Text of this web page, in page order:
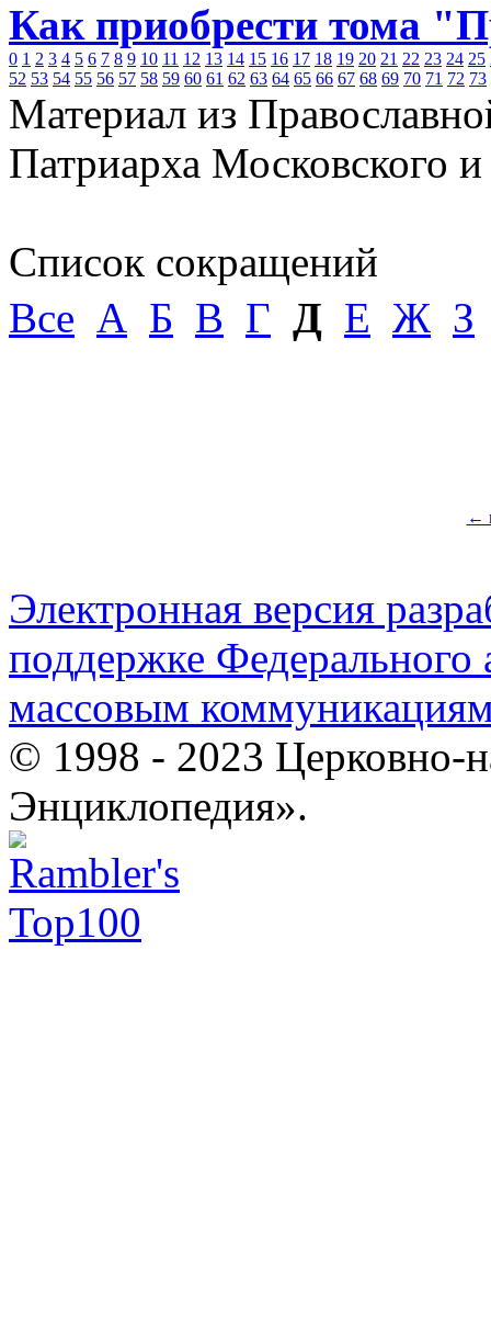
Как приобрести тома
0 1 2 3 4 5 6 7 8 9 10 11 12 13 14 15 16 17 18 19 20 21 22 23 24 25
52 53 54 55 56 57 58 59 60 61 62 63 64 65 66 67 68 69 70 71 72 73
Материал из
Патриарха Московского
Список сокращений
Все А Б В Г Д Е Ж З
←
Электронная версия
поддержке Федерального
массовым
© 1998 - 2023 Церковно-
Энциклопедия».